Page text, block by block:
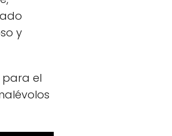
y
para el